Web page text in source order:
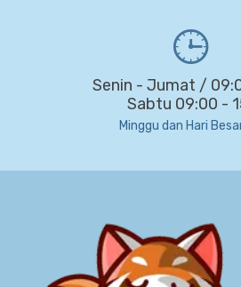
Senin - Jumat /
Sabtu 09:00 -
Minggu dan Hari